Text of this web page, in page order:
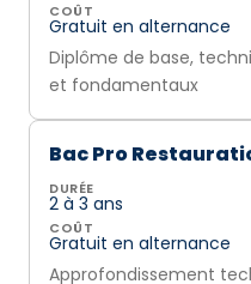
COÛT
Gratuit en alternance
Diplôme de base,
et fondamentaux
Bac Pro
DURÉE
2 à 3 ans
COÛT
Gratuit en alternance
Approfondissement